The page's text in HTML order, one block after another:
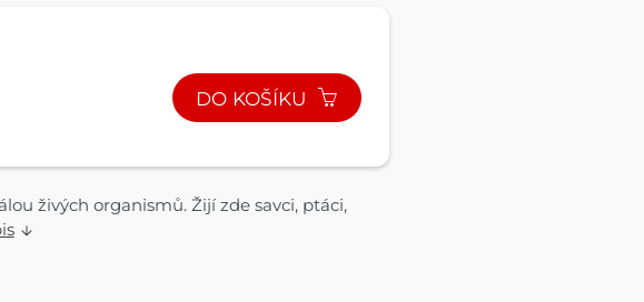
DO KOŠÍKU
živých organismů. Žijí zde savci, ptáci,